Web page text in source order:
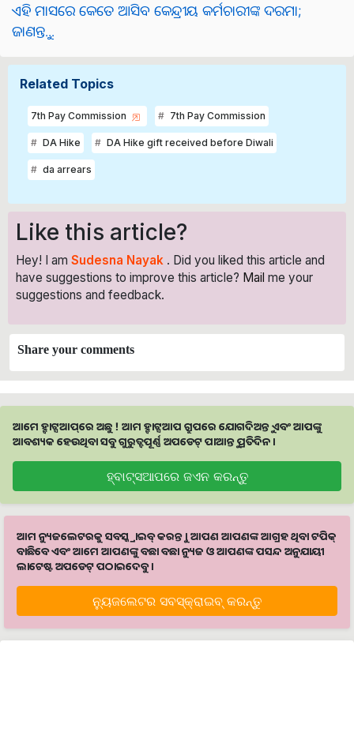
ଏହି ମାସରେ କେତେ ଆସିବ କେନ୍ଦ୍ରୀୟ କର୍ମଚାରୀଙ୍କ ଦରମା;
ଜାଣନ୍ତୁ...
Related Topics
7th Pay Commission 7th Pay Commission
DA Hike DA Hike gift received before Diwali
da arrears
Like this article?
Hey! I am Sudesna Nayak . Did you liked this article and
have suggestions to improve this article? Mail me your
suggestions and feedback.
Share your comments
ଆମେ ହ୍ବାଟ୍ସଆପ୍‌ରେ ଅଛୁ ! ଆମ ହ୍ବାଟ୍ସଆପ ଗ୍ରୁପରେ ଯୋଗଦିଅନ୍ତୁ ଏବଂ ଆପଙ୍କୁ
ଆବଶ୍ୟକ ହେଉଥିବା ସବୁ ଗୁରୁତ୍ବପୂର୍ଣ୍ଣ ଅପଡେଟ୍‌ ପାଆନ୍ତୁ ପ୍ରତିଦିନ ।
ହ୍ବାଟ୍ସଆପରେ ଜଏନ କରନ୍ତୁ
ଆମ ନ୍ୟୁଜଲେଟରକୁ ସବସ୍କ୍ରାଇବ୍ କରନ୍ତୁ । ଆପଣ ଆପଣଙ୍କ ଆଗ୍ରହ ଥିବା ଟପିକ୍‌
ବାଛିବେ ଏବଂ ଆମେ ଆପଣଙ୍କୁ ବଛା ବଛା ନ୍ୟୁଜ ଓ ଆପଣଙ୍କ ପସନ୍ଦ ଅନୁଯାୟୀ
ଲାଟେଷ୍ଟ ଅପଡେଟ୍‌ ପଠାଇଦେବୁ ।
ନ୍ୟୁଜଲେଟର ସବସ୍କ୍ରାଇବ୍‌ କରନ୍ତୁ